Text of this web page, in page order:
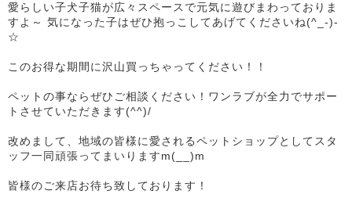
愛らしい子犬子猫が広々スペースで元気に遊びまわっておりま
すよ～ 気になった子はぜひ抱っこしてあげてくださいね(^_-)-
☆
このお得な期間に沢山買っちゃってください！！
ペットの事ならぜひご相談ください！ワンラブが全力でサポー
トさせていただきます(^^)/
改めまして、地域の皆様に愛されるペットショップとしてスタ
ッフ一同頑張ってまいりますm(__)m
皆様のご来店お待ち致しております！